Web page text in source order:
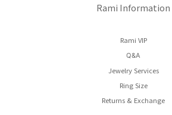
Rami Information
Rami VIP
Q&A
Jewelry Services
Ring Size
Returns & Exchange